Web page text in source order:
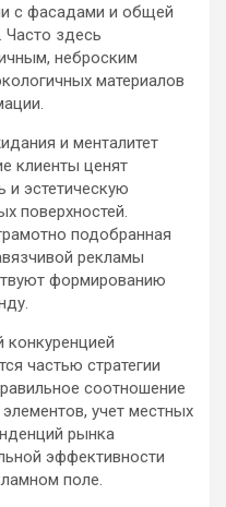
с фасадами и общей
Часто здесь
неброским
материалов
и менталитет
клиенты ценят
и эстетическую
поверхностей.
подобранная
рекламы
формированию
конкуренцией
частью стратегии
соотношение
учет местных
рынка
эффективности
поле.